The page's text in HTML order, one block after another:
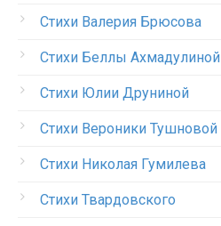
Стихи Валерия Брюсова
Стихи Беллы Ахмадулиной
Стихи Юлии Друниной
Стихи Вероники Тушновой
Стихи Николая Гумилева
Стихи Твардовского